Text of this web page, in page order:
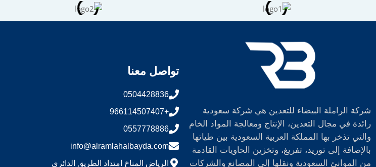
شركة الراملة البيضاء للتعدين هي شركة سعودية
رائدة في مجال التعدين، الإنتاج ومعالجة المواد الخام
والتي تذخر بها المملكة العربية السعودية بين طياتها
بالإضافة إلى توريد، تفريغ، وتخزين الحاويات القادمة
من الموانئ السعودية ونقلها إلى المصانع والشركات
تواصل معنا
0504428836
+966114507407
0557778886
info@alramlahalbayda.com
الرياض المناخ امتداد الطريق الدائري